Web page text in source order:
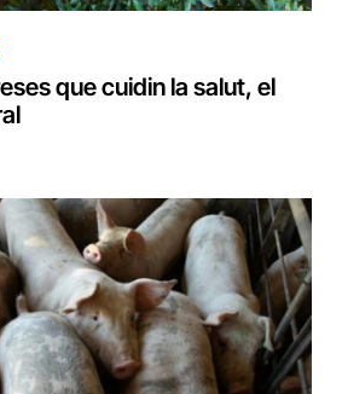
que cuidin la salut, el